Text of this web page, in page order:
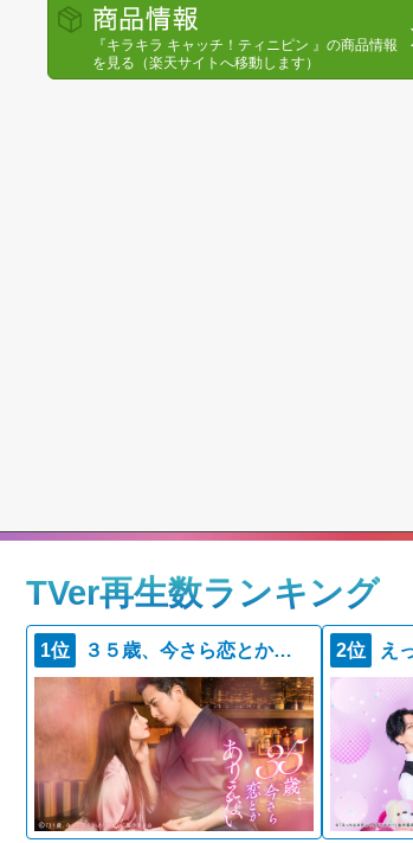
『キラキラ キャッチ！ティニピン 』の商品情報
を見る（楽天サイトへ移動します）
TVer再生数ランキング
1位 ３５歳、今さら恋とかありえない 2位